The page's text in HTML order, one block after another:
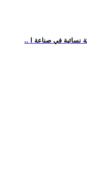
في صناعة ا